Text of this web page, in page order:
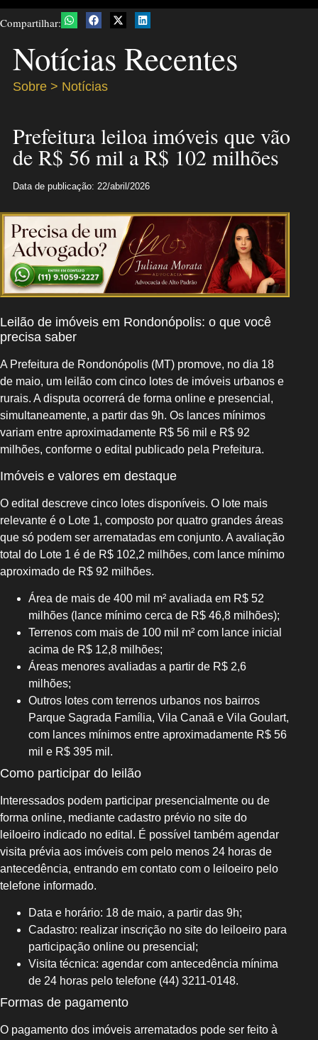
Compartilhar:
Notícias Recentes
Sobre > Notícias
Prefeitura leiloa imóveis que vão
de R$ 56 mil a R$ 102 milhões
Data de publicação: 22/abril/2026
Leilão de imóveis em Rondonópolis: o que você
precisa saber
A Prefeitura de Rondonópolis (MT) promove, no dia 18
de maio, um leilão com cinco lotes de imóveis urbanos e
rurais. A disputa ocorrerá de forma online e presencial,
simultaneamente, a partir das 9h. Os lances mínimos
variam entre aproximadamente R$ 56 mil e R$ 92
milhões, conforme o edital publicado pela Prefeitura.
Imóveis e valores em destaque
O edital descreve cinco lotes disponíveis. O lote mais
relevante é o Lote 1, composto por quatro grandes áreas
que só podem ser arrematadas em conjunto. A avaliação
total do Lote 1 é de R$ 102,2 milhões, com lance mínimo
aproximado de R$ 92 milhões.
Área de mais de 400 mil m² avaliada em R$ 52
milhões (lance mínimo cerca de R$ 46,8 milhões);
Terrenos com mais de 100 mil m² com lance inicial
acima de R$ 12,8 milhões;
Áreas menores avaliadas a partir de R$ 2,6
milhões;
Outros lotes com terrenos urbanos nos bairros
Parque Sagrada Família, Vila Canaã e Vila Goulart,
com lances mínimos entre aproximadamente R$ 56
mil e R$ 395 mil.
Como participar do leilão
Interessados podem participar presencialmente ou de
forma online, mediante cadastro prévio no site do
leiloeiro indicado no edital. É possível também agendar
visita prévia aos imóveis com pelo menos 24 horas de
antecedência, entrando em contato com o leiloeiro pelo
telefone informado.
Data e horário: 18 de maio, a partir das 9h;
Cadastro: realizar inscrição no site do leiloeiro para
participação online ou presencial;
Visita técnica: agendar com antecedência mínima
de 24 horas pelo telefone (44) 3211-0148.
Formas de pagamento
O pagamento dos imóveis arrematados pode ser feito à